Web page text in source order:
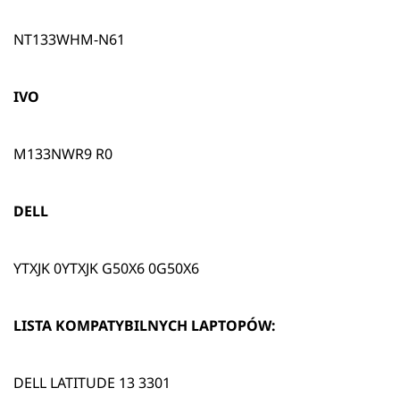
NT133WHM-N61
IVO
M133NWR9 R0
DELL
YTXJK 0YTXJK G50X6 0G50X6
LISTA KOMPATYBILNYCH LAPTOPÓW:
DELL LATITUDE 13 3301